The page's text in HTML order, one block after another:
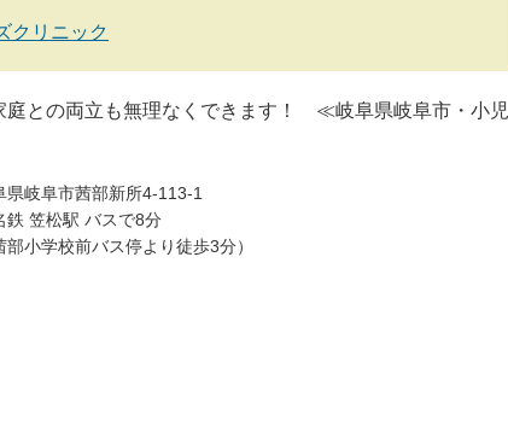
クリニック
との両立も無理なくできます！ ≪岐阜県岐阜市・小児
県岐阜市茜部新所4-113-1
笠松駅 バスで8分
部小学校前バス停より徒歩3分）